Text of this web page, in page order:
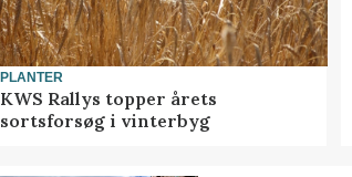
PLANTER
KWS Rallys topper årets
sortsforsøg i vinterbyg